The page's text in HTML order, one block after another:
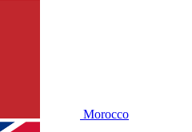
Morocco